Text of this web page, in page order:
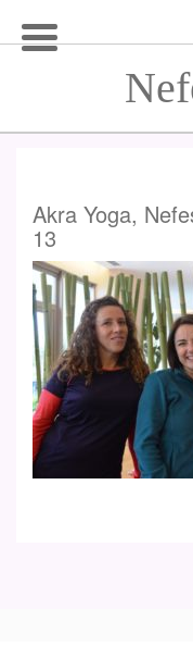
Akra Yoga,
13